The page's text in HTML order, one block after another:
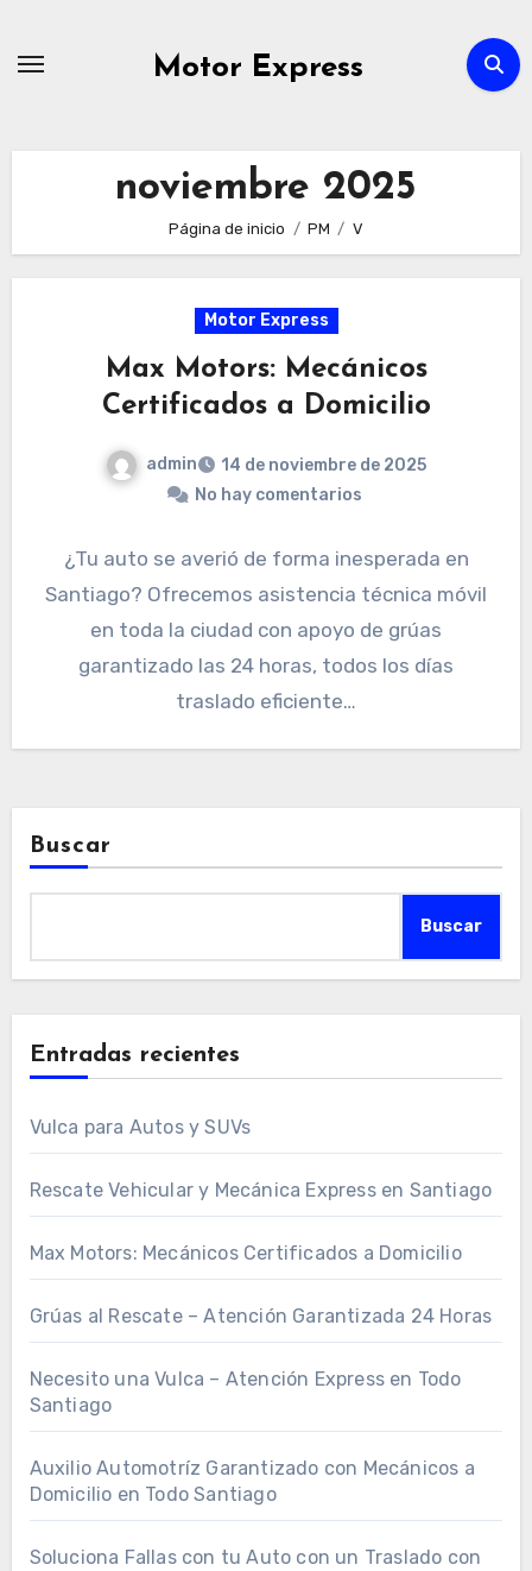
Motor Express
noviembre 2025
Página de inicio PM V
Motor Express
Max Motors: Mecánicos
Certificados a Domicilio
admin
14 de noviembre de 2025
No hay comentarios
¿Tu auto se averió de forma inesperada en
Santiago? Ofrecemos asistencia técnica móvil
en toda la ciudad con apoyo de grúas
garantizado las 24 horas, todos los días
traslado eficiente…
Buscar
Buscar
Entradas recientes
Vulca para Autos y SUVs
Rescate Vehicular y Mecánica Express en Santiago
Max Motors: Mecánicos Certificados a Domicilio
Grúas al Rescate – Atención Garantizada 24 Horas
Necesito una Vulca – Atención Express en Todo
Santiago
Auxilio Automotríz Garantizado con Mecánicos a
Domicilio en Todo Santiago
Soluciona Fallas con tu Auto con un Traslado con